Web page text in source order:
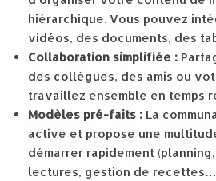
hiérarchique. Vous pouvez
vidéos, des documents, des
Collaboration simplifiée :
des collègues, des amis ou
travaillez ensemble en temps
Modèles pré-faits : La
active et propose une
démarrer rapidement
lectures, gestion de